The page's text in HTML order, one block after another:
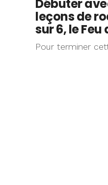
Débuter
leçons de
sur 6, le
Pour terminer